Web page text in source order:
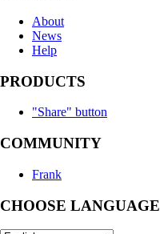
About
News
Help
PRODUCTS
"Share" button
COMMUNITY
Frank
CHOOSE LANGUAGE